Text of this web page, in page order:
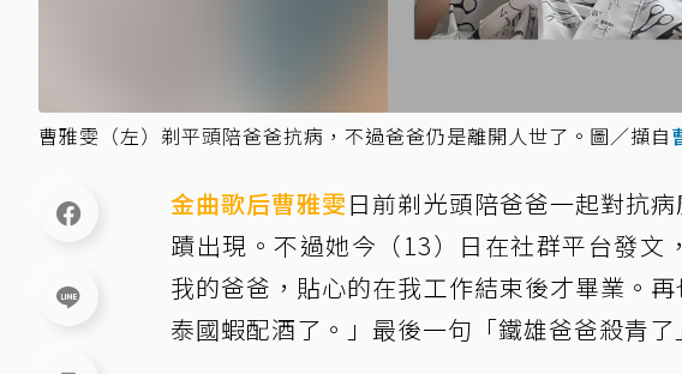
曹雅雯（左）剃平頭陪爸爸抗病，不過爸爸仍是離開人世了。圖／擷自
金曲歌后曹雅雯日前剃光頭陪爸爸一起對抗
蹟出現。不過她今（13）日在社群平台發
我的爸爸，貼心的在我工作結束後才畢業。
泰國蝦配酒了。」最後一句「鐵雄爸爸殺青了